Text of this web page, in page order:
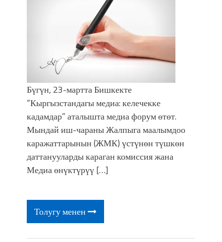
Бүгүн, 23-мартта Бишкекте
“Кыргызстандагы медиа: келечекке
кадамдар” аталышта медиа форум өтөт.
Мындай иш-чараны Жалпыга маалымдоо
каражаттарынын (ЖМК) үстүнөн түшкөн
даттанууларды караган комиссия жана
Медиа өнүктүрүү […]
Толугу менен